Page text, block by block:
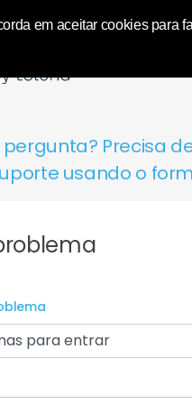
em aceitar cookies para
Precisa
usando o